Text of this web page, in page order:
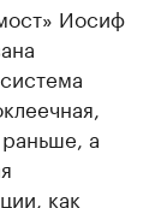
Иосиф
а
как